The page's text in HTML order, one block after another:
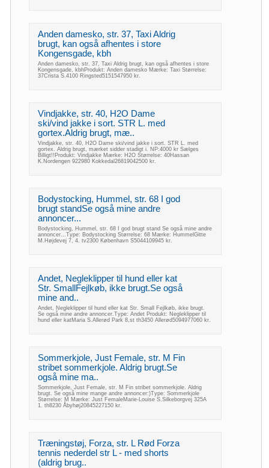
Anden damesko, str. 37, Taxi Aldrig
brugt, kan også afhentes i store
Kongensgade, kbh
Anden damesko, str. 37, Taxi Aldrig brugt, kan også afhentes i store
Kongensgade, kbhProdukt: Anden damesko Mærke: Taxi Størrelse:
37Crista S.4100 Ringsted5151547950 kr.
Vindjakke, str. 40, H2O Dame
ski/vind jakke i sort. STR L. med
gortex.Aldrig brugt, mæ..
Vindjakke, str. 40, H2O Dame ski/vind jakke i sort. STR L. med
gortex. Aldrig brugt, mærket sidder stadigt i. NP:4000 kr Sælges
Billigt!!Produkt: Vindjakke Mærke: H2O Størrelse: 40Hassan
K.Nordengen 922980 Kokkedal26819042500 kr.
Bodystocking, Hummel, str. 68 I god
brugt standSe også mine andre
annoncer...
Bodystocking, Hummel, str. 68 I god brugt stand Se også mine andre
annoncer...Type: Bodystocking Størrelse: 68 Mærke: HummelGitte
M.Højdevej 7, 4. tv2300 København S5044109945 kr.
Andet, Negleklipper til hund eller kat
Str. SmallFejlkøb, ikke brugt.Se også
mine and..
Andet, Negleklipper til hund eller kat Str. Small Fejlkøb, ikke brugt.
Se også mine andre annoncer.Type: Andet Produkt: Negleklipper til
hund eller katMaria S.Allerød Park 8,st th3450 Allerød5094977060 kr.
Sommerkjole, Just Female, str. M Fin
stribet sommerkjole. Aldrig brugt.Se
også mine ma..
Sommerkjole, Just Female, str. M Fin stribet sommerkjole. Aldrig
brugt. Se også mine mange andre annoncer:)Type: Sommerkjole
Størrelse: M Mærke: Just FemaleMarie-Louise S.Silkeborgvej 325A
1. th8230 Åbyhøj20845227150 kr.
Træningstøj, Forza, str. L Rød Forza
tennis nederdel str L - med shorts
(aldrig brug..